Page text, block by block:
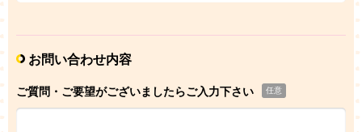
お問い合わせ内容
ご質問・ご要望がございましたらご入力下さい 任意